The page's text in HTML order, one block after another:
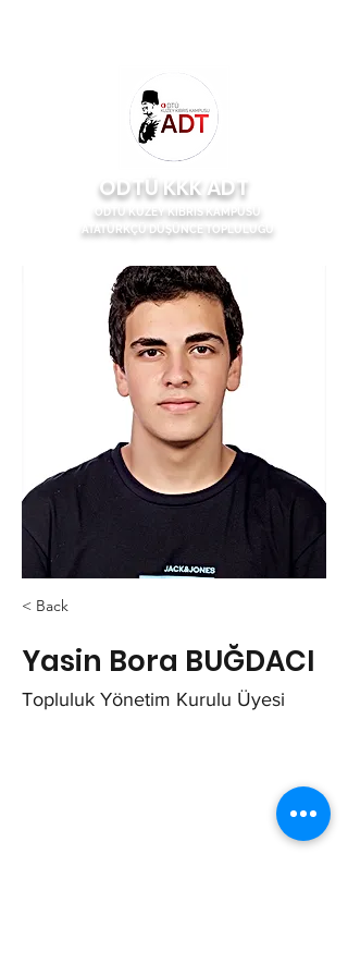
ODTÜ KKK ADT
ODTÜ KUZEY KIBRIS KAMPÜSÜ
ATATÜRKÇÜ DÜŞÜNCE TOPLULUĞU
< Back
Yasin Bora BUĞDACI
Topluluk Yönetim Kurulu Üyesi